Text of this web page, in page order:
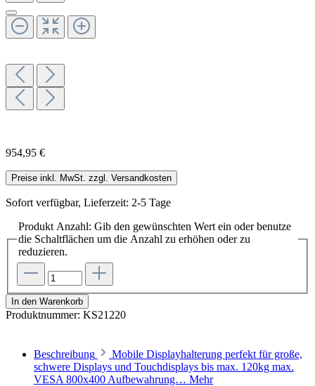
954,95 €
Preise inkl. MwSt. zzgl. Versandkosten
Sofort verfügbar, Lieferzeit: 2-5 Tage
Produkt Anzahl: Gib den gewünschten Wert ein oder benutze
die Schaltflächen um die Anzahl zu erhöhen oder zu
reduzieren.
In den Warenkorb
Produktnummer: KS21220
Beschreibung
Mobile Displayhalterung perfekt für große,
schwere Displays und Touchdisplays bis max. 120kg max.
VESA 800x400 Aufbewahrung… Mehr